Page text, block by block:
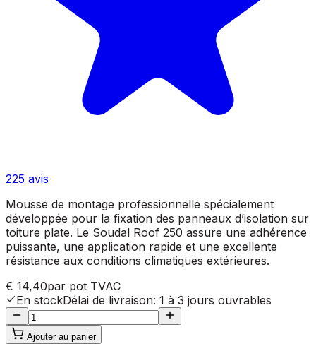
225 avis
Mousse de montage professionnelle spécialement
développée pour la fixation des panneaux d’isolation sur
toiture plate. Le Soudal Roof 250 assure une adhérence
puissante, une application rapide et une excellente
résistance aux conditions climatiques extérieures.
€ 14,40par pot TVAC
En stockDélai de livraison: 1 à 3 jours ouvrables
Ajouter au panier